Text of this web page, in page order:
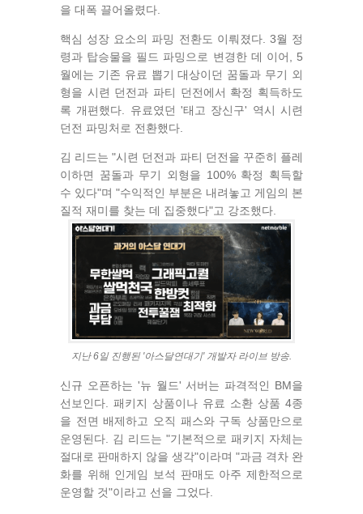
을 대폭 끌어올렸다.
핵심 성장 요소의 파밍 전환도 이뤄졌다. 3월 정
령과 탑승물을 필드 파밍으로 변경한 데 이어, 5
월에는 기존 유료 뽑기 대상이던 꿈돌과 무기 외
형을 시련 던전과 파티 던전에서 확정 획득하도
록 개편했다. 유료였던 '태고 장신구' 역시 시련
던전 파밍처로 전환했다.
김 리드는 "시련 던전과 파티 던전을 꾸준히 플레
이하면 꿈돌과 무기 외형을 100% 확정 획득할
수 있다"며 "수익적인 부분은 내려놓고 게임의 본
질적 재미를 찾는 데 집중했다"고 강조했다.
지난 6일 진행된 '아스달연대기' 개발자 라이브 방송.
신규 오픈하는 '뉴 월드' 서버는 파격적인 BM을
선보인다. 패키지 상품이나 유료 소환 상품 4종
을 전면 배제하고 오직 패스와 구독 상품만으로
운영된다. 김 리드는 "기본적으로 패키지 자체는
절대로 판매하지 않을 생각"이라며 "과금 격차 완
화를 위해 인게임 보석 판매도 아주 제한적으로
운영할 것"이라고 선을 그었다.